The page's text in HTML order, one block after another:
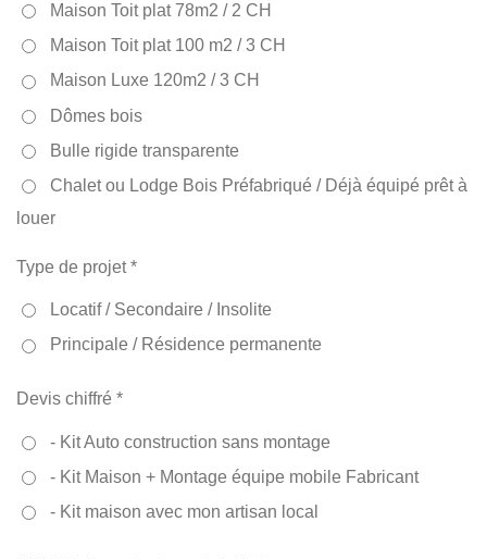
Maison Toit plat 78m2 / 2 CH
Maison Toit plat 100 m2 / 3 CH
Maison Luxe 120m2 / 3 CH
Dômes bois
Bulle rigide transparente
Chalet ou Lodge Bois Préfabriqué / Déjà équipé prêt à
louer
Type de projet *
Locatif / Secondaire / Insolite
Principale / Résidence permanente
Devis chiffré *
- Kit Auto construction sans montage
- Kit Maison + Montage équipe mobile Fabricant
- Kit maison avec mon artisan local